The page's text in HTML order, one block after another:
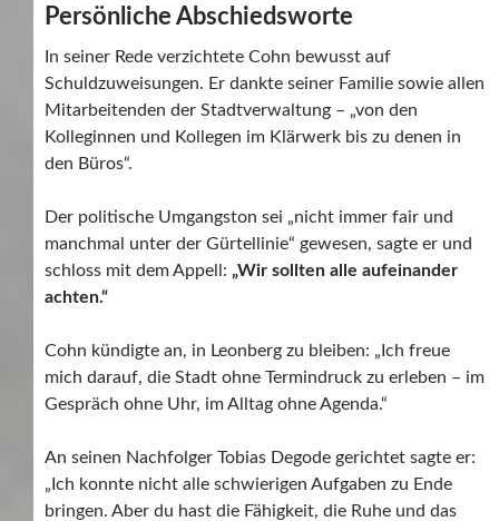
Persönliche Abschiedsworte
In seiner Rede verzichtete Cohn bewusst auf
Schuldzuweisungen. Er dankte seiner Familie sowie allen
Mitarbeitenden der Stadtverwaltung – „von den
Kolleginnen und Kollegen im Klärwerk bis zu denen in
den Büros“.
Der politische Umgangston sei „nicht immer fair und
manchmal unter der Gürtellinie“ gewesen, sagte er und
schloss mit dem Appell: „Wir sollten alle aufeinander
achten.“
Cohn kündigte an, in Leonberg zu bleiben: „Ich freue
mich darauf, die Stadt ohne Termindruck zu erleben – im
Gespräch ohne Uhr, im Alltag ohne Agenda.“
An seinen Nachfolger Tobias Degode gerichtet sagte er:
„Ich konnte nicht alle schwierigen Aufgaben zu Ende
bringen. Aber du hast die Fähigkeit, die Ruhe und das